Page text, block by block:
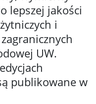
lepszej jakości
i
UW.
publikowane w